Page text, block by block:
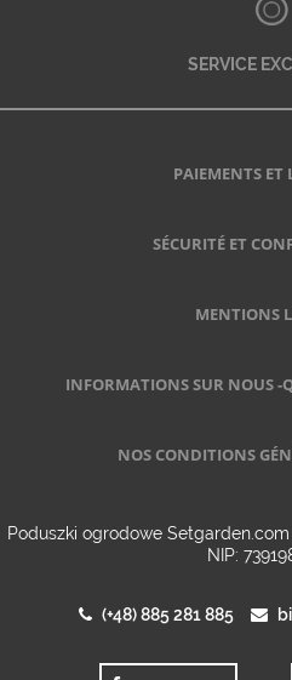
SERVICE
PAIEMENTS ET
SÉCURITÉ ET
MENTIONS
INFORMATIONS SUR NOUS -
NOS CONDITIONS
Poduszki ogrodowe Setgarden.com
NIP:
(+48) 885 281 885